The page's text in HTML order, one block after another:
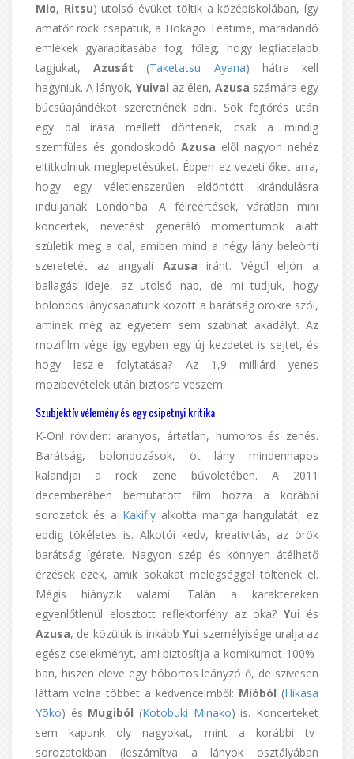
Mio, Ritsu) utolsó évüket töltik a középiskolában, így
amatőr rock csapatuk, a Hōkago Teatime, maradandó
emlékek gyarapításába fog, főleg, hogy legfiatalabb
tagjukat,Azusát (Taketatsu Ayana) hátra kell
hagyniuk. A lányok, Yuival az élen, Azusa számára egy
búcsúajándékot szeretnének adni. Sok fejtőrés után
egy dal írása mellett döntenek, csak a mindig
szemfüles és gondoskodó Azusa elől nagyon nehéz
eltitkolniuk meglepetésüket. Éppen ez vezeti őket arra,
hogy egy véletlenszerűen eldöntött kirándulásra
induljanak Londonba. A félreértések, váratlan mini
koncertek, nevetést generáló momentumok alatt
születik meg a dal, amiben mind a négy lány beleönti
szeretetét az angyali Azusa iránt. Végül eljön a
ballagás ideje, az utolsó nap, de mi tudjuk, hogy
bolondos lánycsapatunk között a barátság örökre szól,
aminek még az egyetem sem szabhat akadályt. Az
mozifilm vége így egyben egy új kezdetet is sejtet, és
hogy lesz-e folytatása? Az 1,9 milliárd yenes
mozibevételek után biztosra veszem.
Szubjektív vélemény és egy csipetnyi kritika
K-On! röviden: aranyos, ártatlan, humoros és zenés.
Barátság, bolondozások, öt lány mindennapos
kalandjai a rock zene bűvöletében. A 2011
decemberében bemutatott film hozza a korábbi
sorozatok és a Kakifly alkotta manga hangulatát, ez
eddig tökéletes is. Alkotói kedv, kreativitás, az örök
barátság ígérete. Nagyon szép és könnyen átélhető
érzések ezek, amik sokakat melegséggel töltenek el.
Mégis hiányzik valami. Talán a karaktereken
egyenlőtlenül elosztott reflektorfény az oka? Yui és
Azusa, de közülük is inkábbYui személyisége uralja az
egész cselekményt, ami biztosítja a komikumot 100%-
ban, hiszen eleve egy hóbortos leányzó ő, de szívesen
láttam volna többet a kedvenceimből: Mióból (Hikasa
Yōko) és Mugiból (Kotobuki Minako) is. Koncerteket
sem kapunk oly nagyokat, mint a korábbi tv-
sorozatokban (leszámítva a lányok osztályában